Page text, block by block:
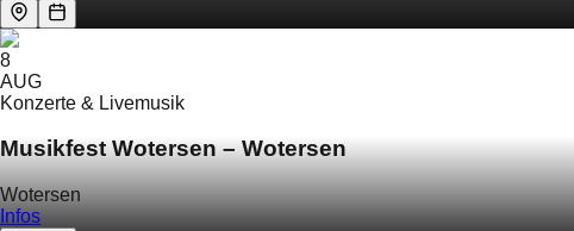
8
AUG
Konzerte & Livemusik
Musikfest Wotersen – Wotersen
Wotersen
Infos